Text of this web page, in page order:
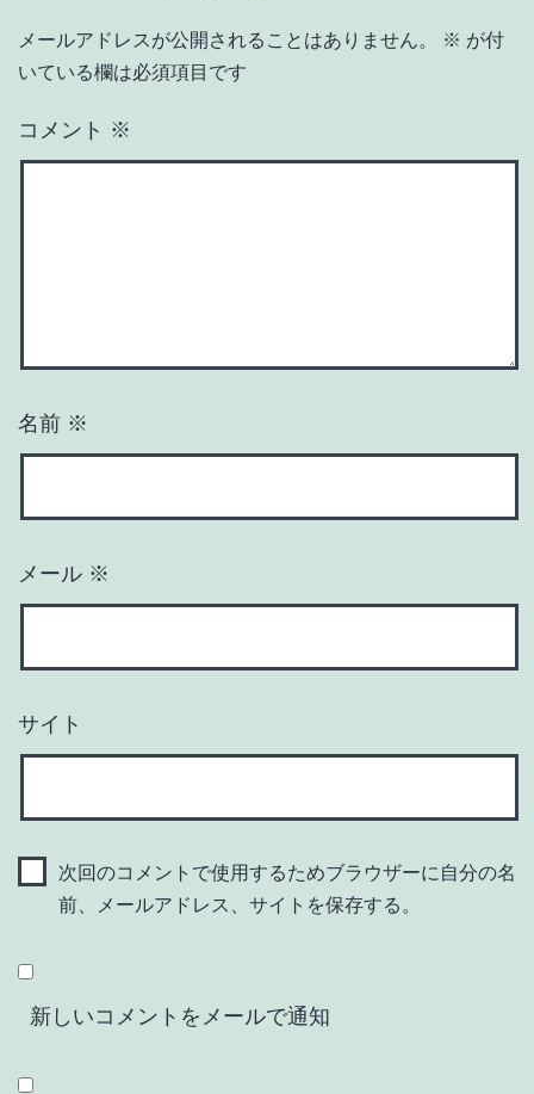
メールアドレスが公開されることはありません。 ※ が付
いている欄は必須項目です
コメント ※
名前 ※
メール ※
サイト
次回のコメントで使用するためブラウザーに自分の名
前、メールアドレス、サイトを保存する。
新しいコメントをメールで通知